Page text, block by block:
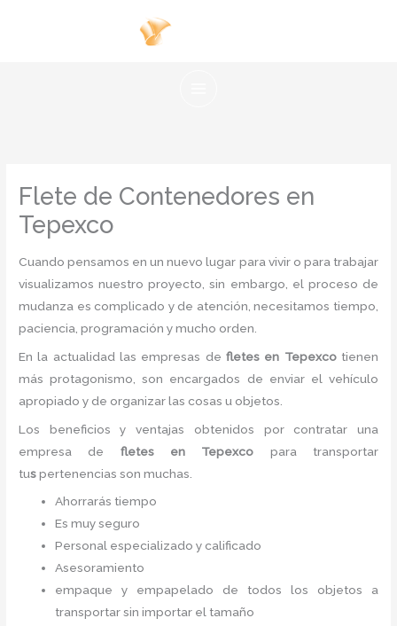
Flete de Contenedores en
Tepexco
Cuando pensamos en un nuevo lugar para vivir o para trabajar
visualizamos nuestro proyecto, sin embargo, el proceso de
mudanza es complicado y de atención, necesitamos tiempo,
paciencia, programación y mucho orden.
En la actualidad las empresas de fletes en Tepexco tienen
más protagonismo, son encargados de enviar el vehículo
apropiado y de organizar las cosas u objetos.
Los beneficios y ventajas obtenidos por contratar una
empresa de fletesen Tepexco para transportar
tuspertenencias son muchas.
Ahorrarás tiempo
Es muy seguro
Personal especializado y calificado
Asesoramiento
empaque y empapelado de todos los objetos a
transportar sin importar el tamaño